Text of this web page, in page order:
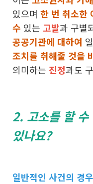
있으며 한 번 취소한
수 있는 고발과 구별
공공기관에 대하여
조치를 취해줄 것을
의미하는 진정과도
​2. 고소를 할 수
있나요?
일반적인 사건의 경